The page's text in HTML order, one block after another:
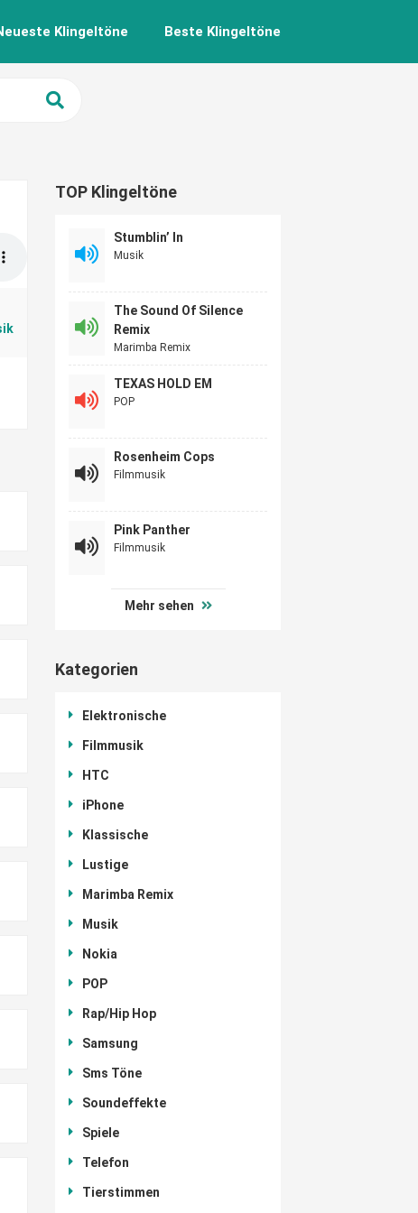
Klingeltöne Beste Klingeltöne
TOP Klingeltöne
Stumblin’ In
Musik
The Sound Of Silence
Remix
Marimba Remix
TEXAS HOLD EM
POP
Rosenheim Cops
Filmmusik
Pink Panther
Filmmusik
Mehr sehen
Kategorien
Elektronische
Filmmusik
HTC
iPhone
Klassische
Lustige
Marimba Remix
Musik
Nokia
POP
Rap/Hip Hop
Samsung
Sms Töne
Soundeffekte
Spiele
Telefon
Tierstimmen